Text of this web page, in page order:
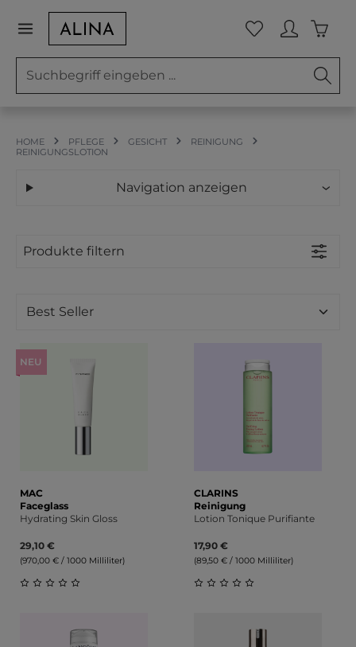
Zum Hauptinhalt springen Du hast 0
HOME PFLEGE GESICHT
REINIGUNG
REINIGUNGSLOTION
Navigation anzeigen
Produkte filtern
NEU
MAC
Faceglass
Hydrating Skin Gloss
29,10 €
(970,00 € / 1000 Milliliter)
CLARINS
Reinigung
Lotion Tonique Purifiante
17,90 €
(89,50 € / 1000 Milliliter)